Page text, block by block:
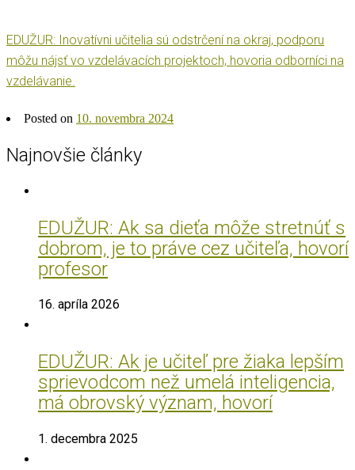
EDUŽUR: Inovatívni učitelia sú odstrčení na okraj, podporu
môžu nájsť vo vzdelávacích projektoch, hovoria odborníci na
vzdelávanie.
Posted on 10. novembra 2024
Najnovšie články
EDUŽUR: Ak sa dieťa môže stretnúť s
dobrom, je to práve cez učiteľa, hovorí
profesor
16. apríla 2026
EDUŽUR: Ak je učiteľ pre žiaka lepším
sprievodcom než umelá inteligencia,
má obrovský význam, hovorí
1. decembra 2025